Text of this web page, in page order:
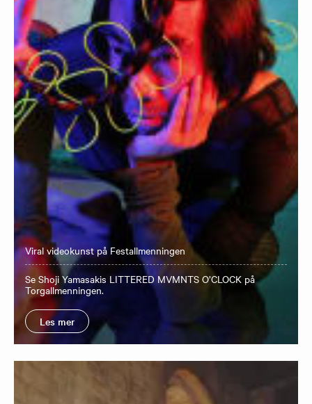
Viral videokunst på Festallmenningen
Se Shoji Yamasakis LITTERED MVMNTS O’CLOCK på
Torgallmenningen.
Les mer